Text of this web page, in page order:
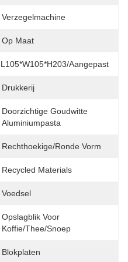
Verzegelmachine
Op Maat
L105*W105*H203/Aangepast
Drukkerij
Doorzichtige Goudwitte
Aluminiumpasta
Rechthoekige/ronde Vorm
Recycled Materials
Voedsel
Opslagblik Voor
Koffie/thee/snoep
Blokplaten